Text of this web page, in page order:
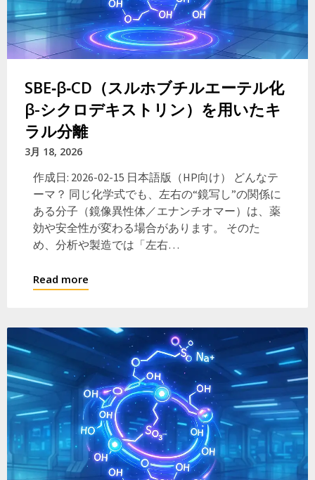
SBE‑β‑CD（スルホブチルエーテル化
β-シクロデキストリン）を用いたキ
ラル分離
3月 18, 2026
作成日: 2026-02-15 日本語版（HP向け） どんなテ
ーマ？ 同じ化学式でも、左右の“鏡写し”の関係に
ある分子（鏡像異性体／エナンチオマー）は、薬
効や安全性が変わる場合があります。 そのた
め、分析や製造では「左右…
Read more